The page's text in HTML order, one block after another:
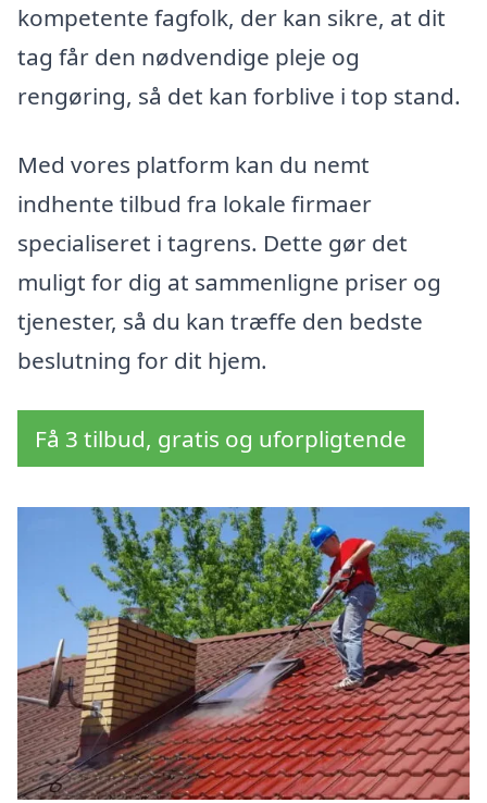
kompetente fagfolk, der kan sikre, at dit
tag får den nødvendige pleje og
rengøring, så det kan forblive i top stand.
Med vores platform kan du nemt
indhente tilbud fra lokale firmaer
specialiseret i tagrens. Dette gør det
muligt for dig at sammenligne priser og
tjenester, så du kan træffe den bedste
beslutning for dit hjem.
Få 3 tilbud, gratis og uforpligtende